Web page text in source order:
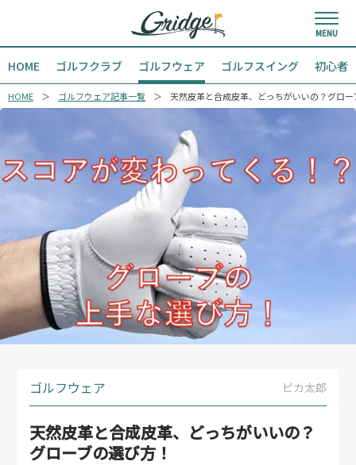
HOME ゴルフクラブ ゴルフウェア ゴルフスイング 初心者
HOME ゴルフウェア記事一覧 天然皮革と合成皮革、どっちがいいの？グロ
ゴルフウェア ピカ太郎
天然皮革と合成皮革、どっちがいいの？
グローブの選び方！